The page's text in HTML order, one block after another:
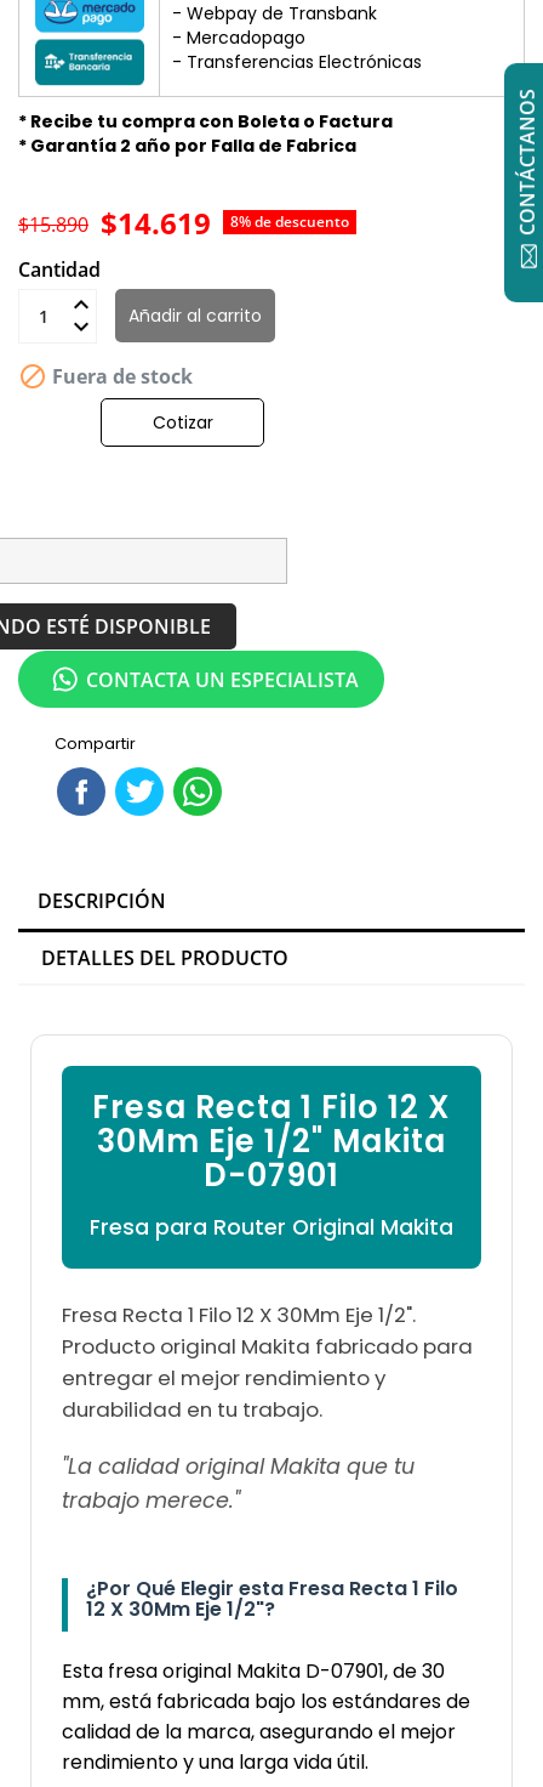
- Webpay de Transbank
- Mercadopago
- Transferencias Electrónicas
* Recibe tu compra con Boleta o Factura
* Garantía 2 año por Falla de Fabrica
$14.619 8% de descuento
$15.890
Cantidad
Añadir al carrito
 Fuera de stock
Cotizar
ESTÉ DISPONIBLE
Compartir
CONTACTA UN ESPECIALISTA
DESCRIPCIÓN
DETALLES DEL PRODUCTO
Fresa Recta 1 Filo 12 X
30Mm Eje 1/2" Makita
D-07901
Fresa para Router Original Makita
Fresa Recta 1 Filo 12 X 30Mm Eje 1/2".
Producto original Makita fabricado para
entregar el mejor rendimiento y
durabilidad en tu trabajo.
"La calidad original Makita que tu
trabajo merece."
¿Por Qué Elegir esta Fresa Recta 1 Filo
12 X 30Mm Eje 1/2"?
Esta fresa original Makita D-07901, de 30
mm, está fabricada bajo los estándares de
calidad de la marca, asegurando el mejor
rendimiento y una larga vida útil.
CONTÁCTANOS